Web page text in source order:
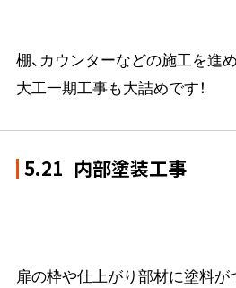
棚、カウンターなどの施工を進
大工一期工事も大詰めです！
5.21 内部塗装工事
扉の枠や仕上がり部材に塗料が